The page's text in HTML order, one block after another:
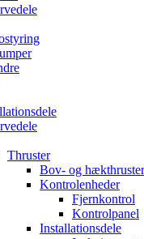
Thruster
Bov- og hækthruster
Kontrolenheder
Fjernkontrol
Kontrolpanel
Installationsdele